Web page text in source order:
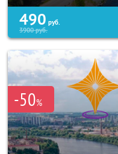
490 руб.
3900руб.
-50%